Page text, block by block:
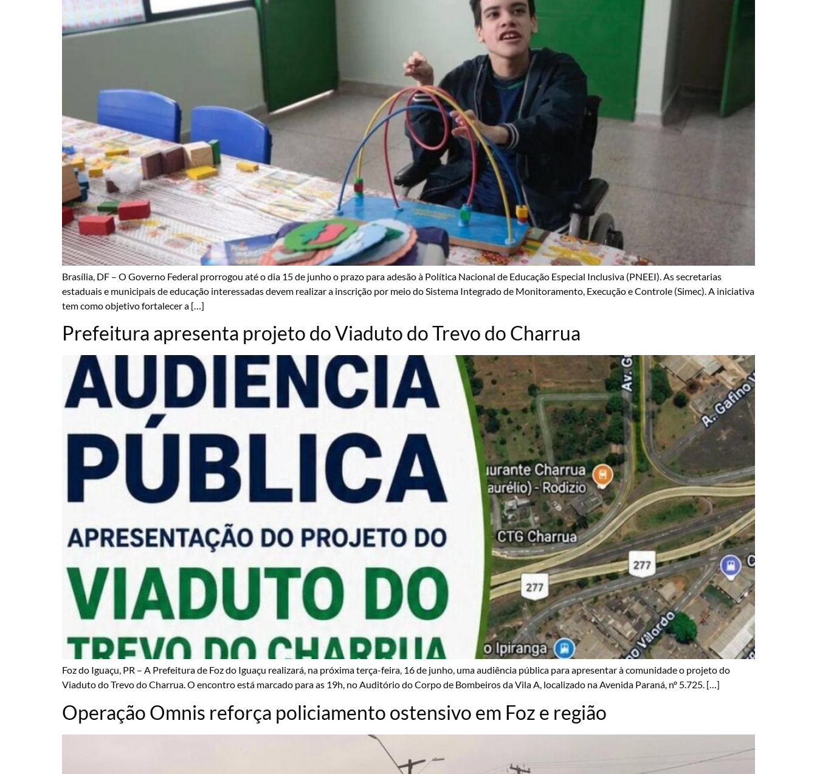
Brasília, DF – O Governo Federal prorrogou até o dia 15 de junho o prazo para adesão à Política Nacional de Educação Especial Inclusiva (PNEEI). As secretarias
estaduais e municipais de educação interessadas devem realizar a inscrição por meio do Sistema Integrado de Monitoramento, Execução e Controle (Simec). A iniciativa
tem como objetivo fortalecer a […]
Prefeitura apresenta projeto do Viaduto do Trevo do Charrua
Foz do Iguaçu, PR – A Prefeitura de Foz do Iguaçu realizará, na próxima terça-feira, 16 de junho, uma audiência pública para apresentar à comunidade o projeto do
Viaduto do Trevo do Charrua. O encontro está marcado para as 19h, no Auditório do Corpo de Bombeiros da Vila A, localizado na Avenida Paraná, nº 5.725. […]
Operação Omnis reforça policiamento ostensivo em Foz e região